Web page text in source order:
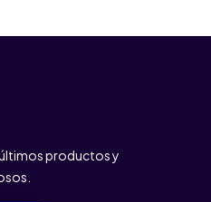
productos y